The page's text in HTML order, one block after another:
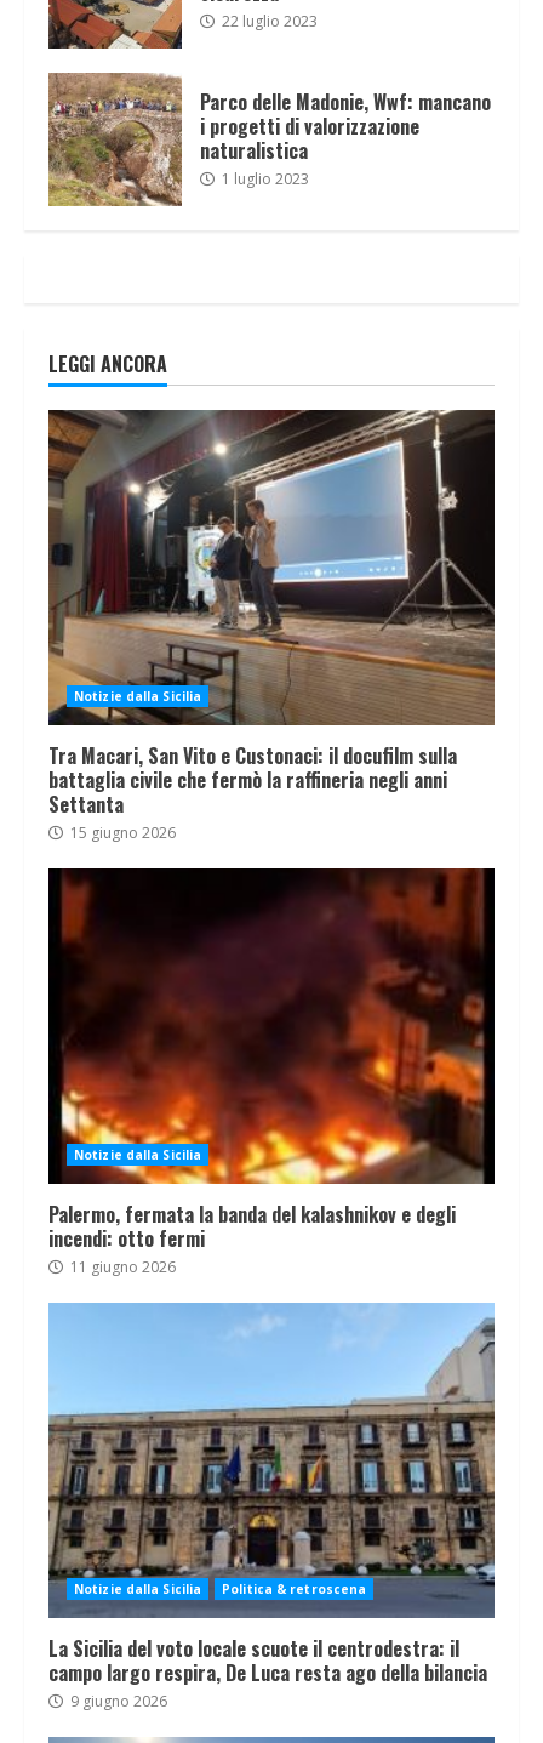
22 luglio 2023
Parco delle Madonie, Wwf: mancano
i progetti di valorizzazione
naturalistica
1 luglio 2023
LEGGI ANCORA
Notizie dalla Sicilia
Tra Macari, San Vito e Custonaci: il docufilm sulla
battaglia civile che fermò la raffineria negli anni
Settanta
15 giugno 2026
Notizie dalla Sicilia
Palermo, fermata la banda del kalashnikov e degli
incendi: otto fermi
11 giugno 2026
Notizie dalla Sicilia Politica & retroscena
La Sicilia del voto locale scuote il centrodestra: il
campo largo respira, De Luca resta ago della bilancia
9 giugno 2026